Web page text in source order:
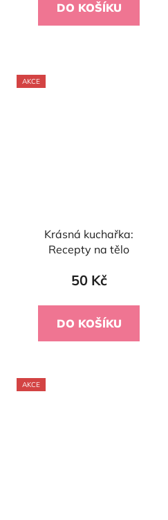
DO KOŠÍKU
AKCE
Krásná kuchařka:
Recepty na tělo
50 Kč
DO KOŠÍKU
AKCE